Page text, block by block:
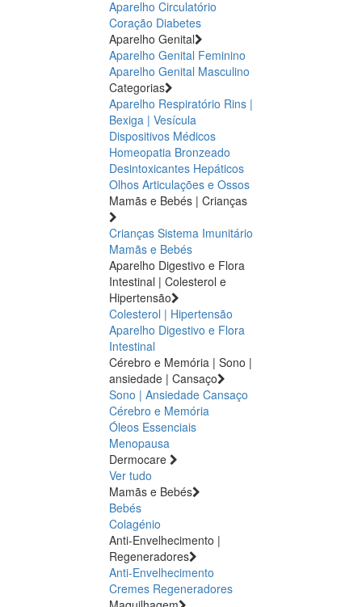
Aparelho Circulatório
Coração Diabetes
Aparelho Genital
Aparelho Genital Feminino
Aparelho Genital Masculino
Categorias
Aparelho Respiratório Rins |
Bexiga | Vesícula
Dispositivos Médicos
Homeopatia Bronzeado
Desintoxicantes Hepáticos
Olhos Articulações e Ossos
Mamãs e Bebés | Crianças
Crianças Sistema Imunitário
Mamãs e Bebés
Aparelho Digestivo e Flora
Intestinal | Colesterol e
Hipertensão
Colesterol | Hipertensão
Aparelho Digestivo e Flora
Intestinal
Cérebro e Memória | Sono |
ansiedade | Cansaço
Sono | Ansiedade Cansaço
Cérebro e Memória
Óleos Essenciais
Menopausa
Dermocare
Ver tudo
Mamãs e Bebés
Bebés
Colagénio
Anti-Envelhecimento |
Regeneradores
Anti-Envelhecimento
Cremes Regeneradores